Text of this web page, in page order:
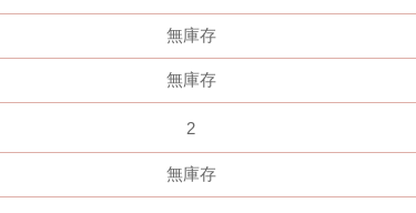
無庫存
無庫存
2
無庫存